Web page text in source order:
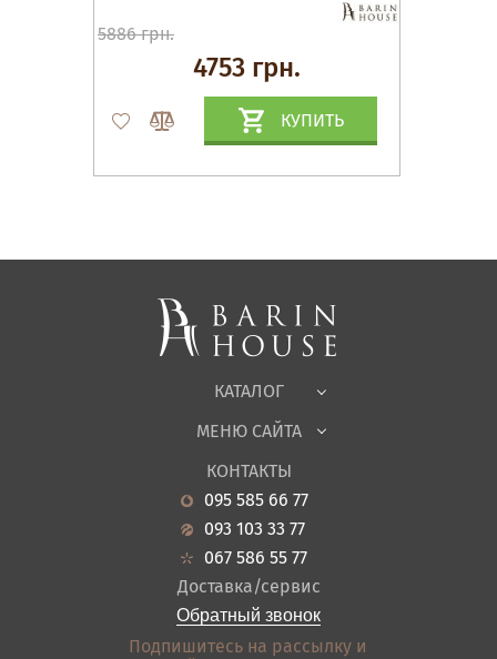
5886 грн.
4753 грн.
КУПИТЬ
КАТАЛОГ
Спальни, Кровати
Корпусная мебель
Офисная мебель
Садовая мебель
Гостиная
Кухня
Прихожие
Ванная
Акции
МЕНЮ САЙТА
О нас
Новости
Гарантия
Кредит
Оплата и доставка
Отзывы
Контакты
КОНТАКТЫ
095 585 66 77
093 103 33 77
067 586 55 77
Доставка/сервис
Обратный звонок
Подпишитесь на рассылку и